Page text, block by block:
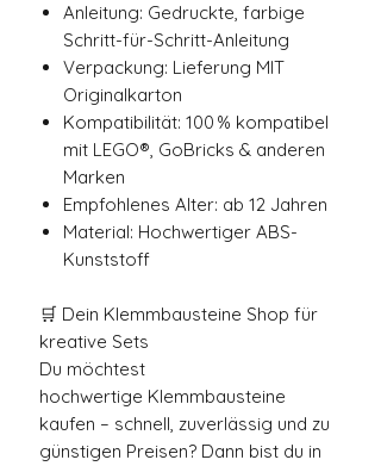
Anleitung: Gedruckte, farbige
Schritt-für-Schritt-Anleitung
Verpackung: Lieferung MIT
Originalkarton
Kompatibilität: 100 % kompatibel
mit LEGO®, GoBricks & anderen
Marken
Empfohlenes Alter: ab 12 Jahren
Material: Hochwertiger ABS-
Kunststoff
🛒 Dein Klemmbausteine Shop für
kreative Sets
Du möchtest
hochwertige Klemmbausteine
kaufen – schnell, zuverlässig und zu
günstigen Preisen? Dann bist du in